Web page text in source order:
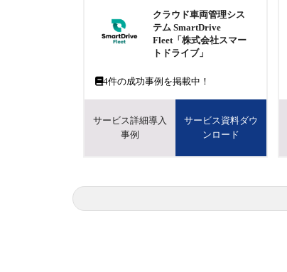
クラウド車両管理シス
テム SmartDrive
Fleet「株式会社スマー
トドライブ」
4件の成功事例を掲載中！
サービス詳細導入
事例
サービス資料ダウ
ンロード